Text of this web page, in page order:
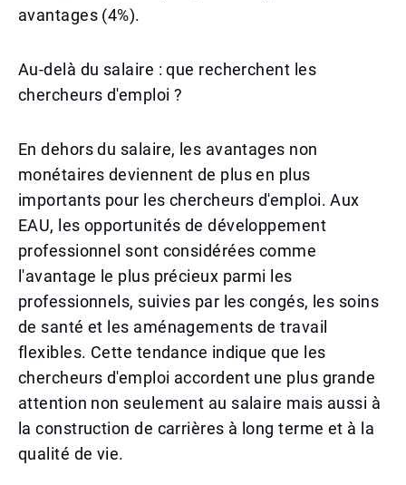
avantages (4%).
Au-delà du salaire : que recherchent les
chercheurs d'emploi ?
En dehors du salaire, les avantages non
monétaires deviennent de plus en plus
importants pour les chercheurs d'emploi. Aux
EAU, les opportunités de développement
professionnel sont considérées comme
l'avantage le plus précieux parmi les
professionnels, suivies par les congés, les soins
de santé et les aménagements de travail
flexibles. Cette tendance indique que les
chercheurs d'emploi accordent une plus grande
attention non seulement au salaire mais aussi à
la construction de carrières à long terme et à la
qualité de vie.